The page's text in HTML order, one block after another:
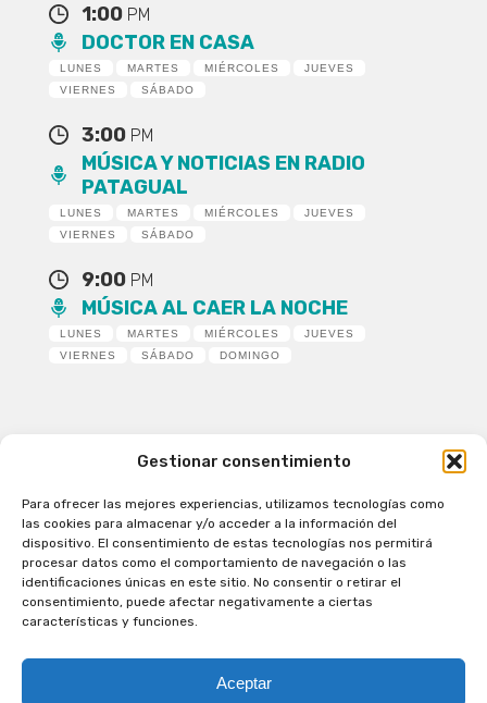
Gestionar consentimiento
Para ofrecer las mejores experiencias, utilizamos tecnologías como
las cookies para almacenar y/o acceder a la información del
dispositivo. El consentimiento de estas tecnologías nos permitirá
procesar datos como el comportamiento de navegación o las
identificaciones únicas en este sitio. No consentir o retirar el
consentimiento, puede afectar negativamente a ciertas
características y funciones.
Aceptar
1:00 PM
DOCTOR EN CASA
LUNES MARTES MIÉRCOLES
JUEVES
VIERNES
SÁBADO
3:00 PM
MÚSICA Y NOTICIAS EN RADIO
PATAGUAL
LUNES MARTES MIÉRCOLES
JUEVES
VIERNES
SÁBADO
9:00 PM
MÚSICA AL CAER LA NOCHE
LUNES MARTES MIÉRCOLES
JUEVES
VIERNES
SÁBADO DOMINGO
Patagual Radio Digital 2026 - Todos los derechos
reservados
la Radio de Verdad
Cobertura
Programación